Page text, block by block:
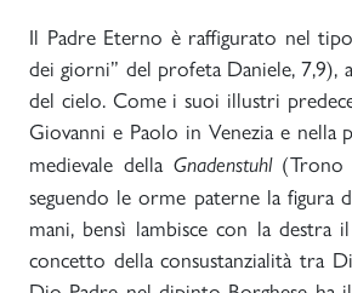
Il Padre Eterno è raffigurato nel
dei giorni” del profeta Daniele,
del cielo. Come i suoi illustri
Giovanni e Paolo in Venezia e nella
medievale della Gnadenstuhl(Trono
seguendo le orme paterne la figura
mani, bensì lambisce con la
concetto della consustanzialità tra